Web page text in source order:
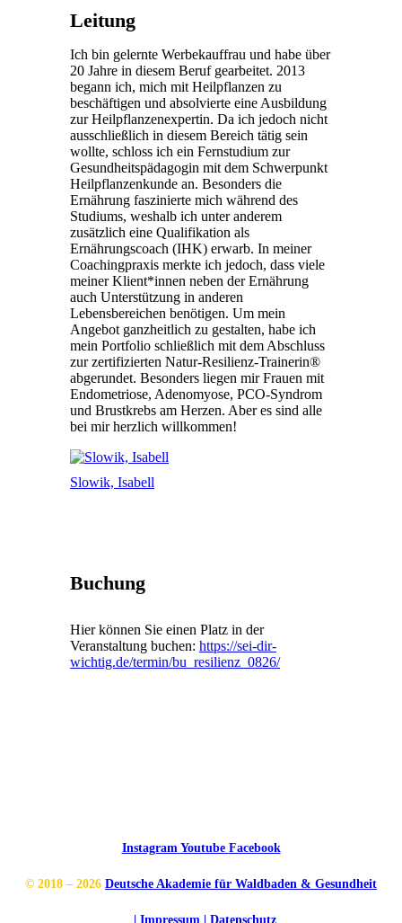
Leitung
Ich bin gelernte Werbekauffrau und habe über
20 Jahre in diesem Beruf gearbeitet. 2013
begann ich, mich mit Heilpflanzen zu
beschäftigen und absolvierte eine Ausbildung
zur Heilpflanzenexpertin. Da ich jedoch nicht
ausschließlich in diesem Bereich tätig sein
wollte, schloss ich ein Fernstudium zur
Gesundheitspädagogin mit dem Schwerpunkt
Heilpflanzenkunde an. Besonders die
Ernährung faszinierte mich während des
Studiums, weshalb ich unter anderem
zusätzlich eine Qualifikation als
Ernährungscoach (IHK) erwarb. In meiner
Coachingpraxis merkte ich jedoch, dass viele
meiner Klient*innen neben der Ernährung
auch Unterstützung in anderen
Lebensbereichen benötigen. Um mein
Angebot ganzheitlich zu gestalten, habe ich
mein Portfolio schließlich mit dem Abschluss
zur zertifizierten Natur-Resilienz-Trainerin®
abgerundet. Besonders liegen mir Frauen mit
Endometriose, Adenomyose, PCO-Syndrom
und Brustkrebs am Herzen. Aber es sind alle
bei mir herzlich willkommen!
Slowik, Isabell
Buchung
Hier können Sie einen Platz in der
Veranstaltung buchen: https://sei-dir-
wichtig.de/termin/bu_resilienz_0826/
Instagram Youtube Facebook
© 2018 – 2026 Deutsche Akademie für Waldbaden & Gesundheit
| Impressum | Datenschutz